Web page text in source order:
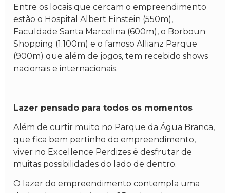
Entre os locais que cercam o empreendimento
estão o Hospital Albert Einstein (550m),
Faculdade Santa Marcelina (600m), o Borboun
Shopping (1.100m) e o famoso Allianz Parque
(900m) que além de jogos, tem recebido shows
nacionais e internacionais.
Lazer pensado para todos os momentos
Além de curtir muito no Parque da Água Branca,
que fica bem pertinho do empreendimento,
viver no Excellence Perdizes é desfrutar de
muitas possibilidades do lado de dentro.
O lazer do empreendimento contempla uma